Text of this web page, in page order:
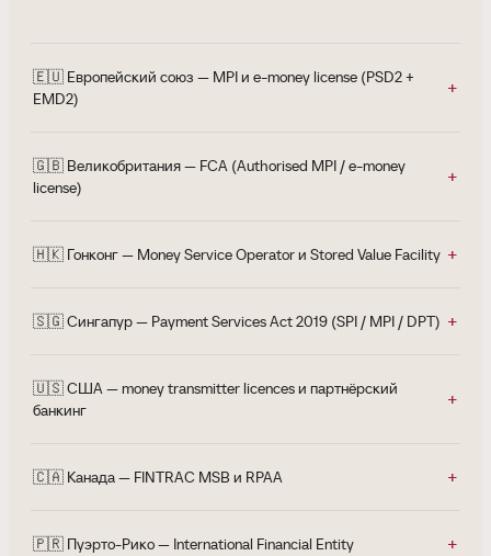
🇪🇺 Европейский союз — MPI и e-money license (PSD2 +
EMD2)
🇬🇧 Великобритания — FCA (Authorised MPI / e-money
license)
🇭🇰 Гонконг — Money Service Operator и Stored Value Facility
🇸🇬 Сингапур — Payment Services Act 2019 (SPI / MPI / DPT)
🇺🇸 США — money transmitter licences и партнёрский
банкинг
🇨🇦 Канада — FINTRAC MSB и RPAA
🇵🇷 Пуэрто-Рико — International Financial Entity